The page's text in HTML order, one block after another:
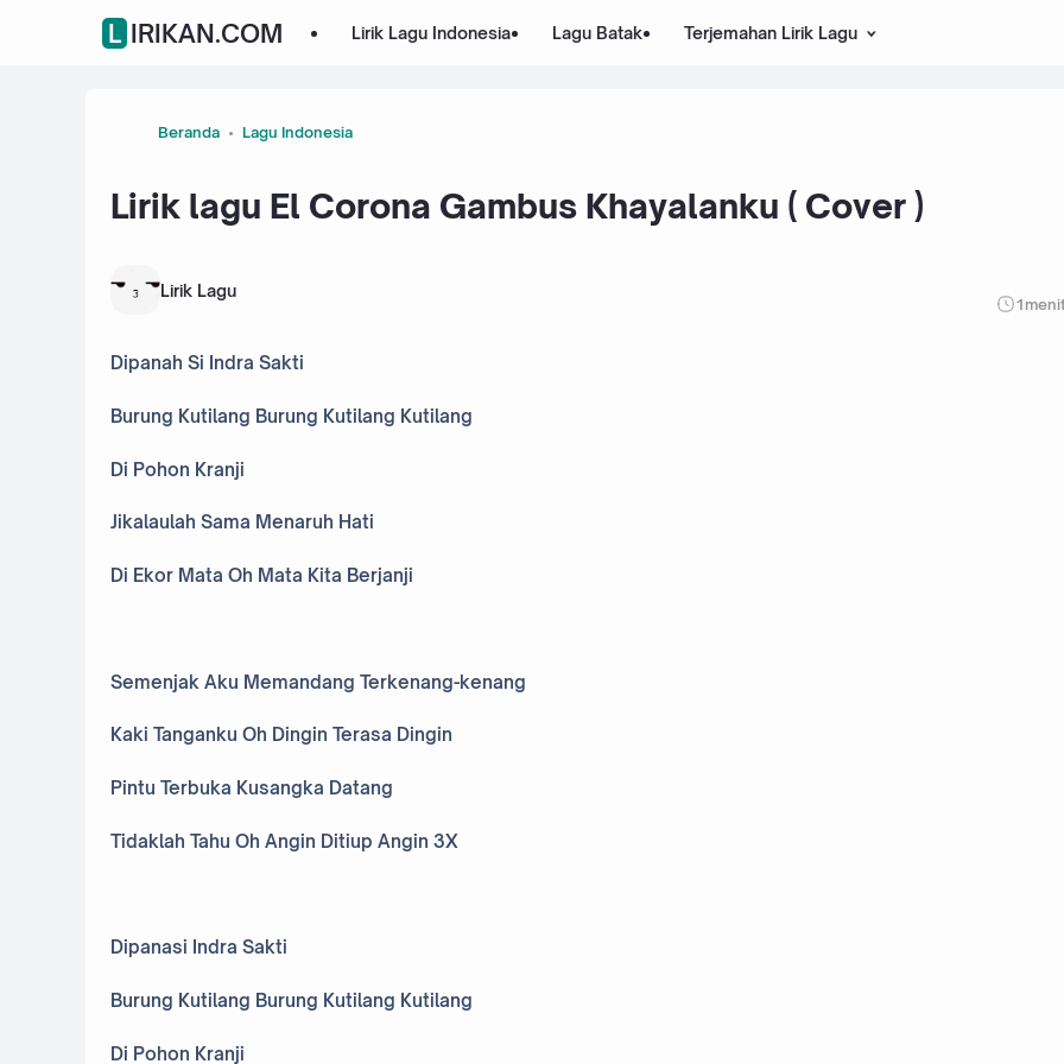
LIRIKAN.COM Lirik Lagu Indonesia Lagu Batak Terjemahan Lirik Lagu
Beranda Lagu Indonesia
Lirik lagu El Corona Gambus Khayalanku ( Cover )
Lirik Lagu
1
Dipanah Si Indra Sakti
Burung Kutilang Burung Kutilang Kutilang
Di Pohon Kranji
Jikalaulah Sama Menaruh Hati
Di Ekor Mata Oh Mata Kita Berjanji
Semenjak Aku Memandang Terkenang-kenang
Kaki Tanganku Oh Dingin Terasa Dingin
Pintu Terbuka Kusangka Datang
Tidaklah Tahu Oh Angin Ditiup Angin 3X
Dipanasi Indra Sakti
Burung Kutilang Burung Kutilang Kutilang
Di Pohon Kranji